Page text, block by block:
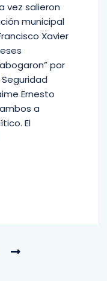
vez salieron
municipal
Xavier
por
Ernesto
a
El